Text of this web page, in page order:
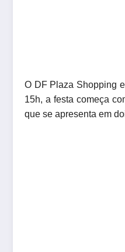
O DF Plaza Shopping
15h, a festa começa
que se apresenta em